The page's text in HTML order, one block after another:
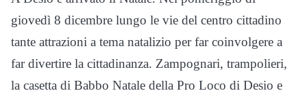
giovedì 8 dicembre lungo le vie del centro cittadino
tante attrazioni a tema natalizio per far coinvolgere a
far divertire la cittadinanza. Zampognari, trampolieri,
la casetta di Babbo Natale della Pro Loco di Desio e